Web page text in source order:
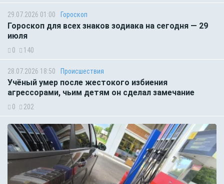
29.07.2026 01:00 Гороскоп
Гороскоп для всех знаков зодиака на сегодня — 29
июля
0 140
28.07.2026 18:50 Происшествия
Учёный умер после жестокого избиения
агрессорами, чьим детям он сделал замечание
0 202